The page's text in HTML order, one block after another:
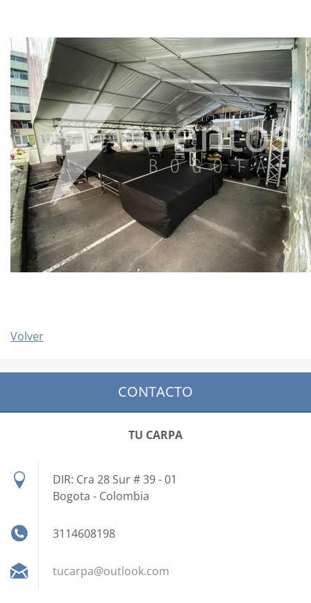
Volver
CONTACTO
TU CARPA
DIR: Cra 28 Sur # 39 - 01
Bogota - Colombia
3114608198
tucarpa@outlook.com